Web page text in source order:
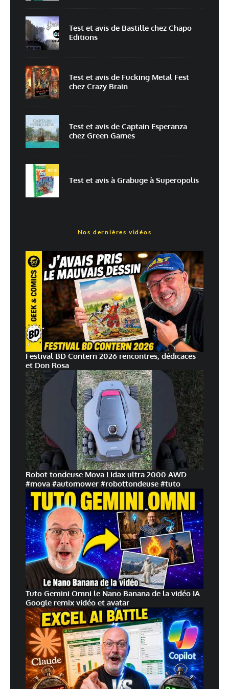
Laisser un commentaire
*
Commentaire*
E-mail* Site web
Enregistrer mon nom, mon e-mail et mon site dans le navigateur pour
mon prochain commentaire.
Prévenez-moi de tous les nouveaux commentaires par e-mail.
Prévenez-moi de tous les nouveaux articles par e-mail.
En savoir
plus sur la façon dont les données de vos commentaires sont
traitées
Test et avis de Bastille chez Chapo
Editions
Test et avis de Fucking Metal Fest
chez Crazy Brain
Test et avis de Captain Esperanza
chez Green Games
80%
Test et avis à Grabuge à Superopolis
Nos dernières vidéos
Festival BD Contern 2026 rencontres, dédicaces
et Don Rosa
Robot tondeuse Mova Lidax ultra 2000 AWD
#mova #automower #robottondeuse #tuto
Tuto Gemini Omni le Nano Banana de la vidéo IA
Google remix vidéo et avatar